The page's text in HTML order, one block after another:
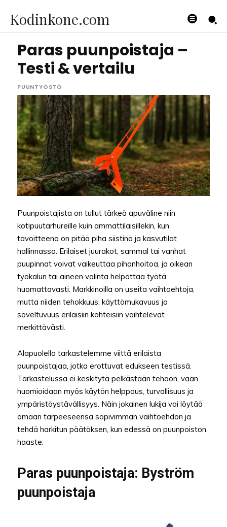
Kodinkone.com
Paras puunpoistaja –
Testi & vertailu
PUUNTYÖSTÖ
Puunpoistajista on tullut tärkeä apuväline niin
kotipuutarhureille kuin ammattilaisillekin, kun
tavoitteena on pitää piha siistinä ja kasvutilat
hallinnassa. Erilaiset juurakot, sammal tai vanhat
puupinnat voivat vaikeuttaa pihanhoitoa, ja oikean
työkalun tai aineen valinta helpottaa työtä
huomattavasti. Markkinoilla on useita vaihtoehtoja,
mutta niiden tehokkuus, käyttömukavuus ja
soveltuvuus erilaisiin kohteisiin vaihtelevat
merkittävästi.
Alapuolella tarkastelemme viittä erilaista
puunpoistajaa, jotka erottuvat edukseen testissä.
Tarkastelussa ei keskitytä pelkästään tehoon, vaan
huomioidaan myös käytön helppous, turvallisuus ja
ympäristöystävällisyys. Näin jokainen lukija voi löytää
omaan tarpeeseensa sopivimman vaihtoehdon ja
tehdä harkitun päätöksen, kun edessä on puunpoiston
haaste.
Paras puunpoistaja: Byström
puunpoistaja